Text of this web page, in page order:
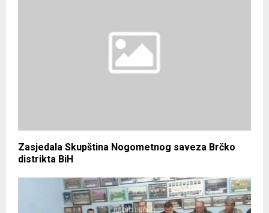
Zasjedala Skupština Nogometnog saveza Brčko
distrikta BiH